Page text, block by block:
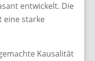
entwickelt. Die
eine starke
Kausalität